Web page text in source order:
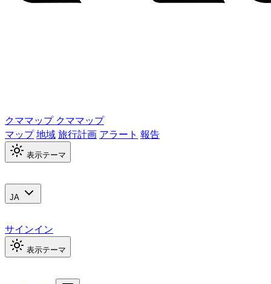
クママップ クママップ
マップ地域旅行計画 アラート 報告
表示テーマ
JA
サインイン
表示テーマ